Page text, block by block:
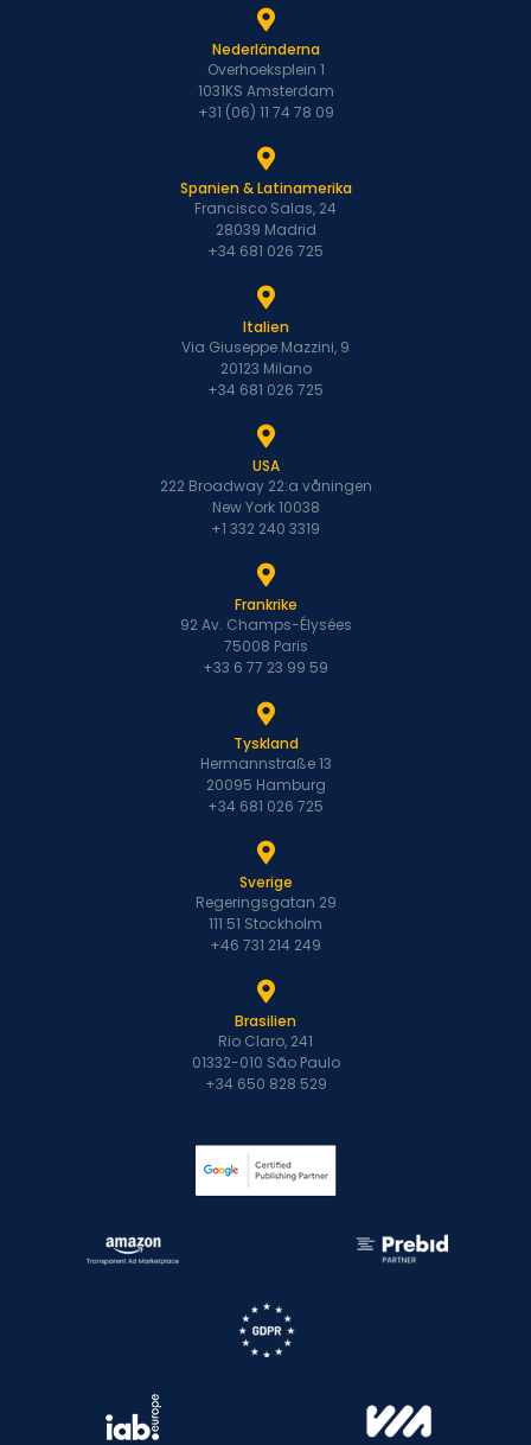
Nederländerna
Overhoeksplein 1
1031KS Amsterdam
+31 (06) 11 74 78 09
Spanien & Latinamerika
Francisco Salas, 24
28039 Madrid
+34 681 026 725
Italien
Via Giuseppe Mazzini, 9
20123 Milano
+34 681 026 725
USA
222 Broadway 22:a våningen
New York 10038
+1 332 240 3319
Frankrike
92 Av. Champs-Élysées
75008 Paris
+33 6 77 23 99 59
Tyskland
Hermannstraße 13
20095 Hamburg
+34 681 026 725
Sverige
Regeringsgatan 29
111 51 Stockholm
+46 731 214 249
Brasilien
Rio Claro, 241
01332-010 São Paulo
+34 650 828 529